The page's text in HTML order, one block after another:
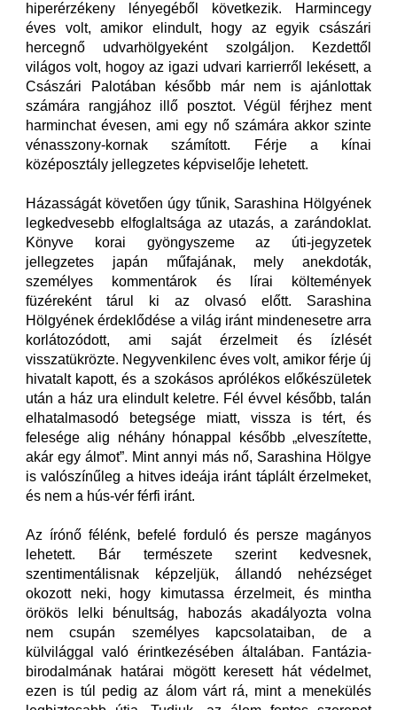
hiperérzékeny lényegéből következik. Harmincegy
éves volt, amikor elindult, hogy az egyik császári
hercegnő udvarhölgyeként szolgáljon. Kezdettől
világos volt, hogoy az igazi udvari karrierről lekésett, a
Császári Palotában később már nem is ajánlottak
számára rangjához illő posztot. Végül férjhez ment
harminchat évesen, ami egy nő számára akkor szinte
vénasszony-kornak számított. Férje a kínai
középosztály jellegzetes képviselője lehetett.
Házasságát követően úgy tűnik, Sarashina Hölgyének
legkedvesebb elfoglaltsága az utazás, a zarándoklat.
Könyve korai gyöngyszeme az úti-jegyzetek
jellegzetes japán műfajának, mely anekdoták,
személyes kommentárok és lírai költemények
füzéreként tárul ki az olvasó előtt. Sarashina
Hölgyének érdeklődése a világ iránt mindenesetre arra
korlátozódott, ami saját érzelmeit és ízlését
visszatükrözte. Negyvenkilenc éves volt, amikor férje új
hivatalt kapott, és a szokásos aprólékos előkészületek
után a ház ura elindult keletre. Fél évvel később, talán
elhatalmasodó betegsége miatt, vissza is tért, és
felesége alig néhány hónappal később „elveszítette,
akár egy álmot”. Mint annyi más nő, Sarashina Hölgye
is valószínűleg a hitves ideája iránt táplált érzelmeket,
és nem a hús-vér férfi iránt.
Az írónő félénk, befelé forduló és persze magányos
lehetett. Bár természete szerint kedvesnek,
szentimentálisnak képzeljük, állandó nehézséget
okozott neki, hogy kimutassa érzelmeit, és mintha
örökös lelki bénultság, habozás akadályozta volna
nem csupán személyes kapcsolataiban, de a
külvilággal való érintkezésében általában. Fantázia-
birodalmának határai mögött keresett hát védelmet,
ezen is túl pedig az álom várt rá, mint a menekülés